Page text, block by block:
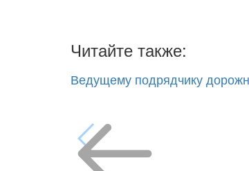
Читайте также:
Ведущему подрядчику